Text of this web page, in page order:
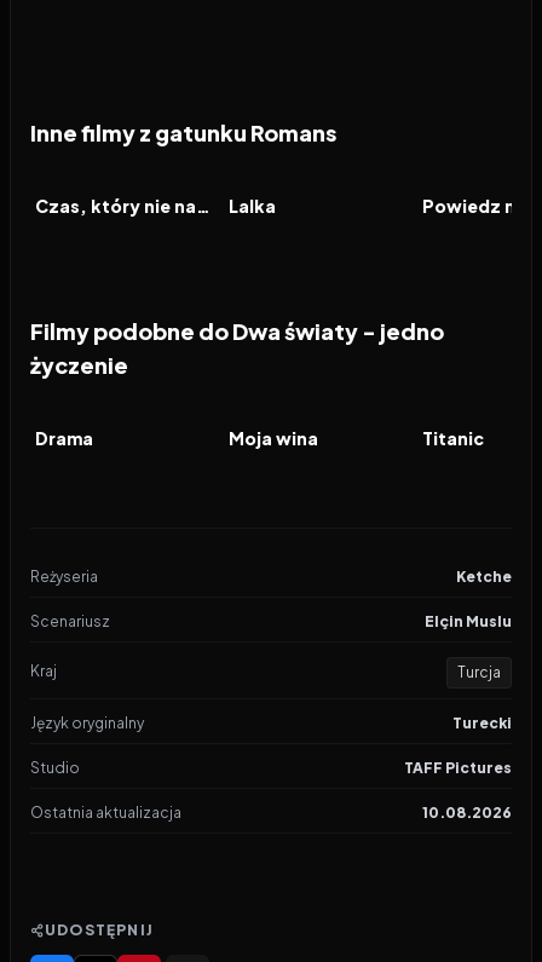
Inne filmy z gatunku Romans
FILM Czas, który nie nadszedł FILM
Lalka FILM
Filmy podobne do Dwa światy - jedno
życzenie
FILM
Drama FILM
Moja wina FILM
Titanic
Reżyseria Ketche
Scenariusz Elçin Muslu
Kraj Turcja
Język oryginalny Turecki
Studio TAFF Pictures
Ostatnia aktualizacja 10.08.2026
UDOSTĘPNIJ